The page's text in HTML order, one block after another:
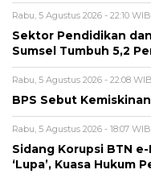
Rabu, 5 Agustus 2026 - 22:10 WIB
Sektor Pendidikan
Sumsel Tumbuh 5,2
Rabu, 5 Agustus 2026 - 22:08 WIB
BPS Sebut
Rabu, 5 Agustus 2026 - 18:07 WIB
Sidang Korupsi BTN
‘Lupa’, Kuasa Hukum